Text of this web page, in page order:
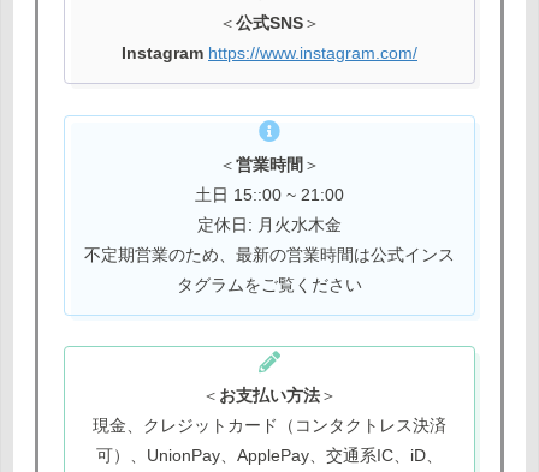
＜公式SNS＞
Instagram https://www.instagram.com/
＜営業時間 ＞
土日 15::00 ~ 21:00
定休日: 月火水木金
不定期営業のため、最新の営業時間は公式インス
タグラムをご覧ください
＜ お支払い方法＞
現金、クレジットカード（コンタクトレス決済
可）、UnionPay、ApplePay、交通系IC、iD、